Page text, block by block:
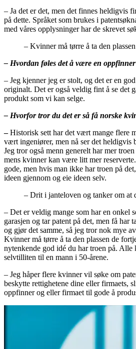
– Ja det er det, men det finnes heldigvis
på dette. Språket som brukes i
med våres opplysninger har de skrevet
– Kvinner må tørre å ta den
– Hvordan føles det å være en
– Jeg kjenner jeg er stolt, og det er en
originalt. Det er også veldig fint å se det
produkt som vi kan selge.
– Hvorfor tror du det er så få norske
–Historisk sett har det vært mange flere
vært ingeniører, men nå ser det heldigvis
Jeg tror også menn generelt har mer
mens kvinner kan være litt mer
gode, men hvis man ikke har troen på
ideen gjennom og eie ideen selv.
– Drit i janteloven og tanker om at
– Det er veldig mange som har en onkel
garasjen og tar patent på det, men få har
og gjør det samme, så jeg tror nok mye
Kvinner må tørre å ta den plassen de
nytenkende god idé du har troen på. Alle
selvtilliten til en mann i 50-årene.
– Jeg håper flere kvinner vil søke om
beskytte rettighetene dine eller firmaets,
oppfinner og eller firmaet til gode å